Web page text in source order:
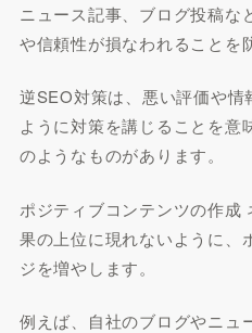
ニュース記事、ブログ投稿な
や信頼性が損なわれることを
逆SEO対策は、悪い評価や
ように対策を講じることを意
のようなものがあります。
ポジティブコンテンツの作成
果の上位に現れないように、
ジを増やします。
例えば、自社のブログやニュ